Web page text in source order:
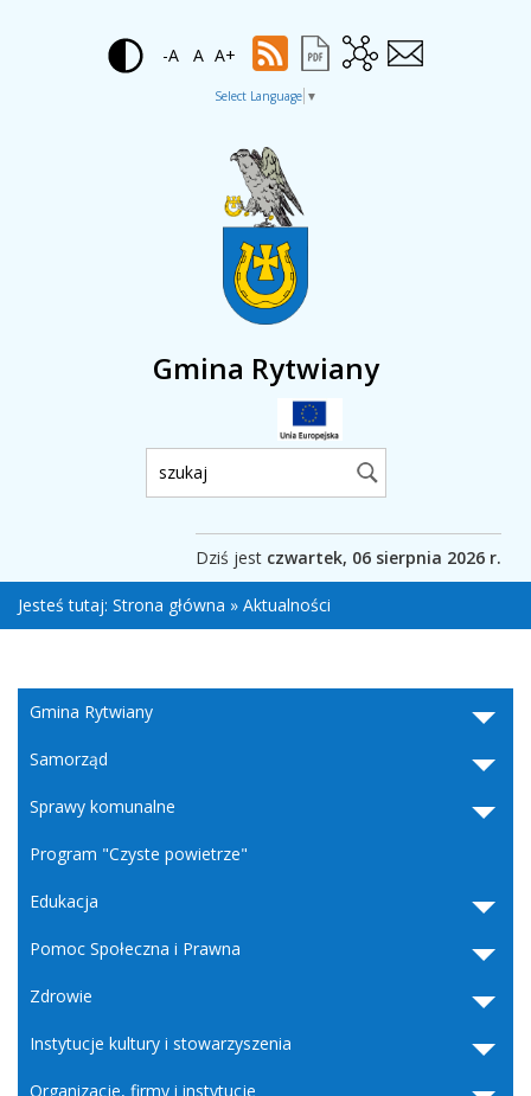
Gmina Rytwiany
-A A A+
Select Language ▼
Dziś jest czwartek, 06 sierpnia 2026 r.
Jesteś tutaj: Strona główna » Aktualności
Gmina Rytwiany
Samorząd
Sprawy komunalne
Program "Czyste powietrze"
Edukacja
Pomoc Społeczna i Prawna
Zdrowie
Instytucje kultury i stowarzyszenia
Organizacje, firmy i instytucje